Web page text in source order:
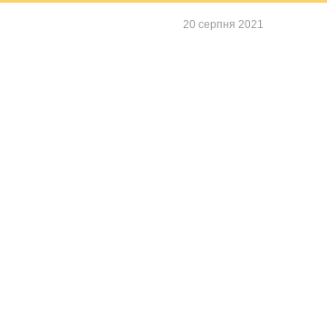
20 серпня 2021